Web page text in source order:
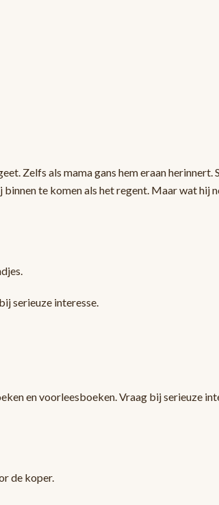
Zelfs als mama gans hem eraan herinnert.
te komen als het regent. Maar wat hij
serieuze interesse.
en voorleesboeken. Vraag bij serieuze
de koper.